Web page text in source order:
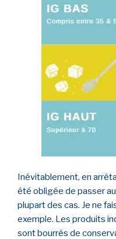
Inévitablement, en
été obligée de passer
plupart des cas. Je ne
exemple. Les produits
sont bourrés de